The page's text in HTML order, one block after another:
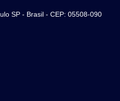
SP - Brasil - CEP: 05508-090